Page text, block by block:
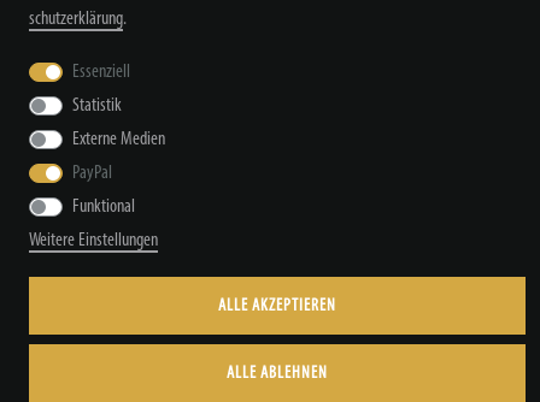
Daten­schutz­erklärung
© Copyright by TacStyle4 GbR 2026 | Alle Rechte vorbehalten.
schutz­erklärung.
Essenziell
Statistik
Externe Medien
PayPal
Funktional
Weitere Einstellungen
ALLE AKZEPTIEREN
ALLE ABLEHNEN